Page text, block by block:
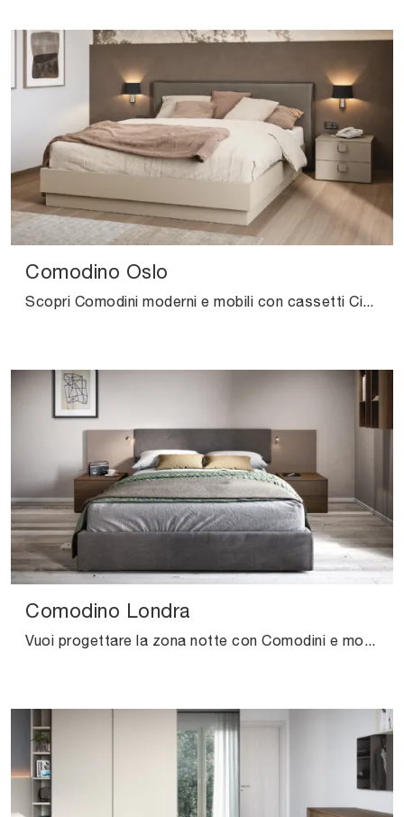
Comodino Oslo
Scopri Comodini moderni e mobili con cassetti Cinquanta3! Il modello Comodino Oslo realizzato in melaminico è il miglior acquisto.
Comodino Londra
Vuoi progettare la zona notte con Comodini e mobili con cassetti di Cinquanta3? Ecco qui il modello Comodino Londra in melaminico per spazi moderni.